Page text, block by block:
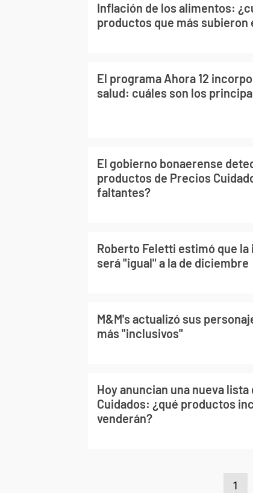
Inflación de los alimentos:
productos que más subieron
El programa Ahora 12
salud: cuáles son los
El gobierno bonaerense
productos de Precios
faltantes?
Roberto Feletti estimó que
será "igual" a la de diciembre
M&M's actualizó sus
más "inclusivos"
Hoy anuncian una nueva
Cuidados: ¿qué productos
venderán?
1